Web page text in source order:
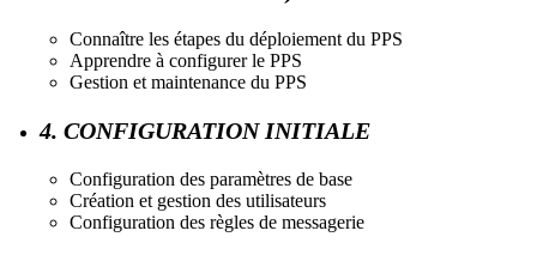
Connaître les étapes du déploiement du PPS
Apprendre à configurer le PPS
Gestion et maintenance du PPS
4. CONFIGURATION INITIALE
Configuration des paramètres de base
Création et gestion des utilisateurs
Configuration des règles de messagerie